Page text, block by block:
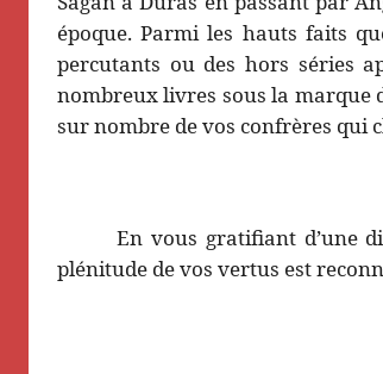
époque. Parmi les hauts faits
percutants ou des hors séries
nombreux livres sous la marque
sur nombre de vos confrères qui
En vous gratifiant d’une
plénitude de vos vertus est